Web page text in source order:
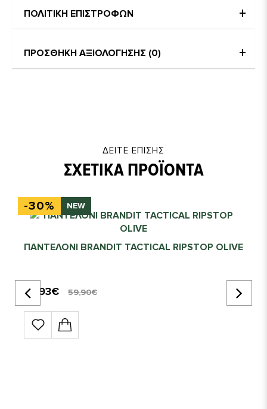
διάφορες θηλιές ζώνης κάνουν το παντελόνι ιδανικό
Διπλή ραφή στο γόνατο
Θηλιά για κλειδί
Ίσια γραμμή
Πολλαπλές θηλιές για ζώνη
Σύνθεση:
Εξωτερικό ύφασμα: 64% πολυεστέρας / 34% βαμβάκι /
2% ελαστάνη
Επένδυση: 100% πολυεστέρας
ΠΟΛΙΤΙΚΗ ΕΠΙΣΤΡΟΦΩΝ
ΠΡΟΣΘΗΚΗ ΑΞΙΟΛΟΓΗΣΗΣ (0)
ΔΕΊΤΕ ΕΠΊΣΗΣ
ΣΧΕΤΙΚΆ ΠΡΟΪΌΝΤΑ
-30% NEW
ΠΑΝΤΕΛΟΝΙ BRANDIT TACTICAL RIPSTOP OLIVE
41,93€ 59,90€